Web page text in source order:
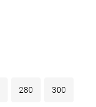
280 300